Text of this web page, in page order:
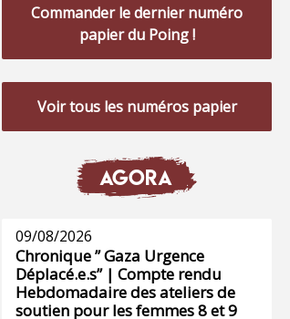
Commander le dernier numéro
papier du Poing !
Voir tous les numéros papier
AGORA
09/08/2026
Chronique ” Gaza Urgence
Déplacé.e.s” | Compte rendu
Hebdomadaire des ateliers de
soutien pour les femmes 8 et 9